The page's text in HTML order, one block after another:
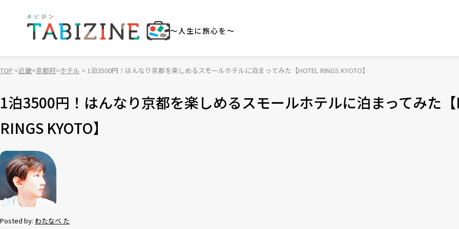
～人生に旅心を～
TOP 近畿 京都府 ホテル 1泊3500円！はんなり京都を楽しめるスモールホテルに泊まってみた【HOTEL RINGS KYOTO】
1泊3500円！はんなり京都を楽しめるスモールホテルに泊まってみた
RINGS KYOTO】
Posted by: わたなべ た